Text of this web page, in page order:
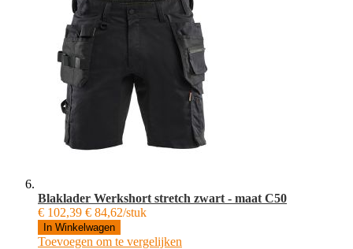
Blaklader Werkshort stretch zwart - maat C50
€ 102,39 € 84,62/stuk
In Winkelwagen
Toevoegen om te vergelijken